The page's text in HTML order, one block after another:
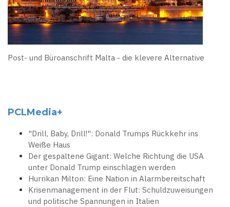
Post- und Büroanschrift Malta - die klevere Alternative
PCLMedia+
"Drill, Baby, Drill!": Donald Trumps Rückkehr ins
Weiße Haus
Der gespaltene Gigant: Welche Richtung die USA
unter Donald Trump einschlagen werden
Hurrikan Milton: Eine Nation in Alarmbereitschaft
Krisenmanagement in der Flut: Schuldzuweisungen
und politische Spannungen in Italien